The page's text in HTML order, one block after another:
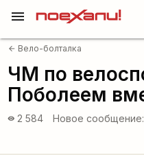
menu
arrow_back Вело-болталка
ЧМ по
Поболеем
visibility 2 584 Новое сообщение: